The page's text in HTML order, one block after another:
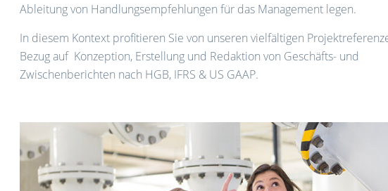
Ableitung von Handlungsempfehlungen für das Management legen.
In diesem Kontext profitieren Sie von unseren vielfältigen
Bezug auf Konzeption, Erstellung und Redaktion von Geschäfts- und
Zwischenberichten nach HGB, IFRS & US GAAP.